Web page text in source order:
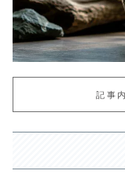
記事